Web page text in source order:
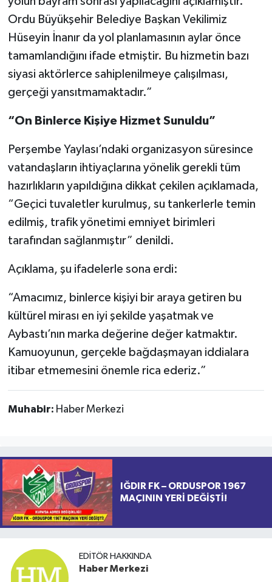
Ordu Büyükşehir Belediye Başkan Vekilimiz
Hüseyin İnanır da yol planlamasının aylar önce
tamamlandığını ifade etmiştir. Bu hizmetin bazı
siyasi aktörlerce sahiplenilmeye çalışılması,
gerçeği yansıtmamaktadır.”
“On Binlerce Kişiye Hizmet Sunuldu”
Perşembe Yaylası’ndaki organizasyon süresince
vatandaşların ihtiyaçlarına yönelik gerekli tüm
hazırlıkların yapıldığına dikkat çekilen açıklamada,
“Geçici tuvaletler kurulmuş, su tankerlerle temin
edilmiş, trafik yönetimi emniyet birimleri
tarafından sağlanmıştır” denildi.
Açıklama, şu ifadelerle sona erdi:
“Amacımız, binlerce kişiyi bir araya getiren bu
kültürel mirası en iyi şekilde yaşatmak ve
Aybastı’nın marka değerine değer katmaktır.
Kamuoyunun, gerçekle bağdaşmayan iddialara
itibar etmemesini önemle rica ederiz.”
Muhabir: Haber Merkezi
IĞDIR FK – ORDUSPOR 1967
MAÇININ YERİ DEĞİŞTİ!
EDITÖR HAKKINDA
Haber Merkezi